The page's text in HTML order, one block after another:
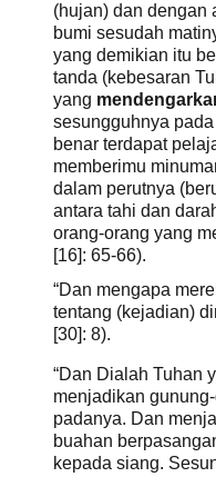
(hujan) dan dengan
bumi sesudah
yang demikian itu
tanda (kebesaran
yang
sesungguhnya
benar terdapat
memberimu
dalam perutnya
antara tahi dan
orang-orang yang
[16]: 65-66).
“Dan mengapa
tentang (kejadian)
[30]: 8).
“Dan Dialah Tuhan
menjadikan
padanya. Dan
buahan
kepada siang.